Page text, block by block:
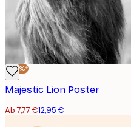
-40%*
Majestic Lion Poster
Ab 7,77 €12,95 €